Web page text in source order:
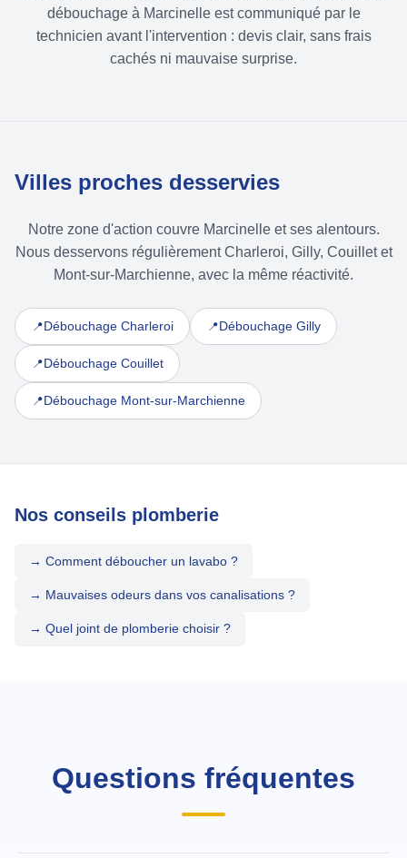
débouchage à Marcinelle est communiqué par le
technicien avant l'intervention : devis clair, sans frais
cachés ni mauvaise surprise.
Villes proches desservies
Notre zone d'action couvre Marcinelle et ses alentours.
Nous desservons régulièrement Charleroi, Gilly, Couillet et
Mont-sur-Marchienne, avec la même réactivité.
📍Débouchage Charleroi 📍Débouchage Gilly
📍Débouchage Couillet
📍Débouchage Mont-sur-Marchienne
Nos conseils plomberie
→ Comment déboucher un lavabo ?
→ Mauvaises odeurs dans vos canalisations ?
→ Quel joint de plomberie choisir ?
Questions fréquentes